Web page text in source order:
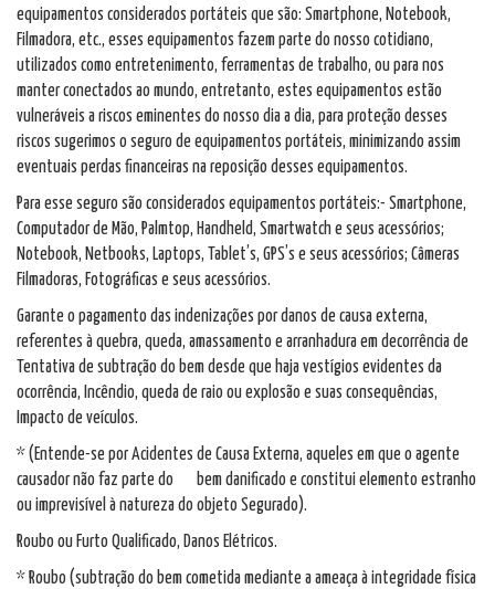
equipamentos considerados portáteis que são: Smartphone, Notebook,
Filmadora, etc., esses equipamentos fazem parte do nosso cotidiano,
utilizados como entretenimento, ferramentas de trabalho, ou para nos
manter conectados ao mundo, entretanto, estes equipamentos estão
vulneráveis a riscos eminentes do nosso dia a dia, para proteção desses
riscos sugerimos o seguro de equipamentos portáteis, minimizando assim
eventuais perdas financeiras na reposição desses equipamentos.
Para esse seguro são considerados equipamentos portáteis:- Smartphone,
Computador de Mão, Palmtop, Handheld, Smartwatch e seus acessórios;
Notebook, Netbooks, Laptops, Tablet’s, GPS’s e seus acessórios; Câmeras
Filmadoras, Fotográficas e seus acessórios.
Garante o pagamento das indenizações por danos de causa externa,
referentes à quebra, queda, amassamento e arranhadura em decorrência de
Tentativa de subtração do bem desde que haja vestígios evidentes da
ocorrência, Incêndio, queda de raio ou explosão e suas consequências,
Impacto de veículos.
* (Entende-se por Acidentes de Causa Externa, aqueles em que o agente
causador não faz parte do bem danificado e constitui elemento estranho
ou imprevisível à natureza do objeto Segurado).
Roubo ou Furto Qualificado, Danos Elétricos.
* Roubo (subtração do bem cometida mediante a ameaça à integridade física